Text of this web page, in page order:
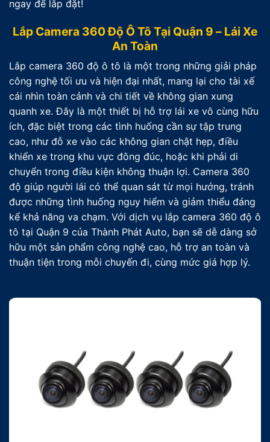
ngay để lắp đặt!
Lắp Camera 360 Độ Ô Tô Tại Quận 9 – Lái Xe
An Toàn
Lắp camera 360 độ ô tô là một trong những giải pháp
công nghệ tối ưu và hiện đại nhất, mang lại cho tài xế
cái nhìn toàn cảnh và chi tiết về không gian xung
quanh xe. Đây là một thiết bị hỗ trợ lái xe vô cùng hữu
ích, đặc biệt trong các tình huống cần sự tập trung
cao, như đỗ xe vào các không gian chật hẹp, điều
khiển xe trong khu vực đông đúc, hoặc khi phải di
chuyển trong điều kiện không thuận lợi. Camera 360
độ giúp người lái có thể quan sát từ mọi hướng, tránh
được những tình huống nguy hiểm và giảm thiểu đáng
kể khả năng va chạm. Với dịch vụ lắp camera 360 độ ô
tô tại Quận 9 của Thành Phát Auto, bạn sẽ dễ dàng sở
hữu một sản phẩm công nghệ cao, hỗ trợ an toàn và
thuận tiện trong mỗi chuyến đi, cùng mức giá hợp lý.